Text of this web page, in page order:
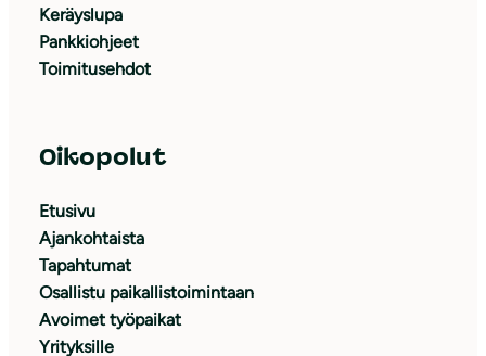
Keräyslupa
Pankkiohjeet
Toimitusehdot
Oikopolut
Etusivu
Ajankohtaista
Tapahtumat
Osallistu paikallistoimintaan
Avoimet työpaikat
Yrityksille